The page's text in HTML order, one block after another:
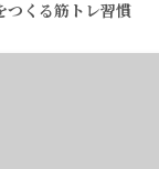
つくる筋トレ習慣